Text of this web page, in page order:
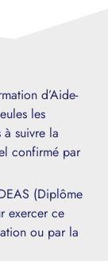
d’Aide-
les
à suivre la
confirmé par
(Diplôme
exercer ce
ou par la